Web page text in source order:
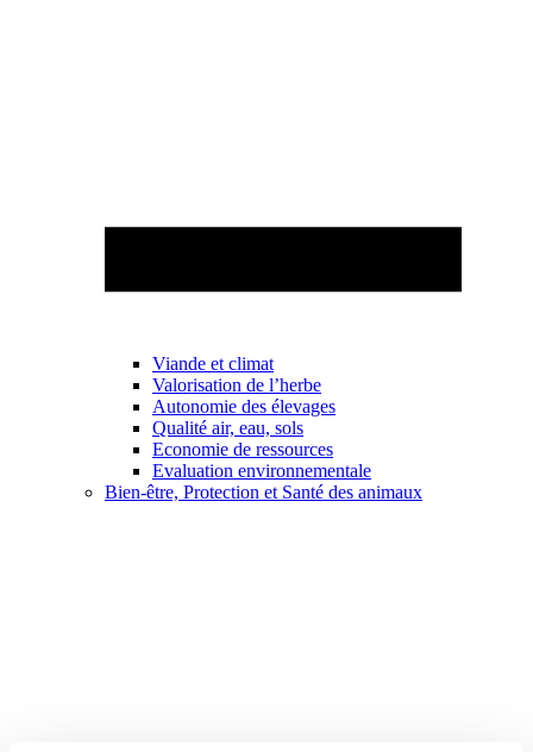
Viande et climat
Valorisation de l’herbe
Autonomie des élevages
Qualité air, eau, sols
Economie de ressources
Evaluation environnementale
Bien-être, Protection et Santé des animaux